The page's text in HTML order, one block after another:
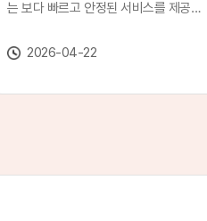
는 보다 빠르고 안정된 서비스를 제공하
합니다.※ 서비스 점검 작업 일시 : 4월
24일(금) 19:00 ~ 4월 25일(토) 23:00
안 일시중지될 예정이오니, 이 점 양해하
2026-04-22